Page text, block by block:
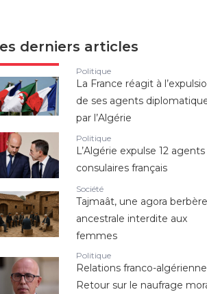
derniers articles
Politique
La France réagit à
de ses agents
par l’Algérie
Politique
L’Algérie expulse 12 agents
consulaires français
Société
Tajmaât, une agora berbère
ancestrale interdite aux
femmes
Politique
Relations franco-
Retour sur le naufrage